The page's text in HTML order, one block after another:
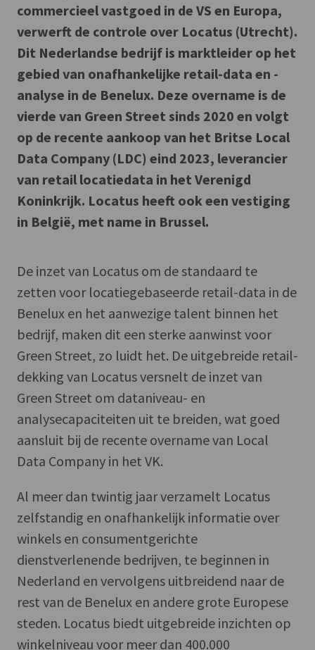
commercieel vastgoed in de VS en Europa,
verwerft de controle over Locatus (Utrecht).
Dit Nederlandse bedrijf is marktleider op het
gebied van onafhankelijke retail-data en -
analyse in de Benelux. Deze overname is de
vierde van Green Street sinds 2020 en volgt
op de recente aankoop van het Britse Local
Data Company (LDC) eind 2023, leverancier
van retail locatiedata in het Verenigd
Koninkrijk. Locatus heeft ook een vestiging
in België, met name in Brussel.
De inzet van Locatus om de standaard te
zetten voor locatiegebaseerde retail-data in de
Benelux en het aanwezige talent binnen het
bedrijf, maken dit een sterke aanwinst voor
Green Street, zo luidt het. De uitgebreide retail-
dekking van Locatus versnelt de inzet van
Green Street om dataniveau- en
analysecapaciteiten uit te breiden, wat goed
aansluit bij de recente overname van Local
Data Company in het VK.
Al meer dan twintig jaar verzamelt Locatus
zelfstandig en onafhankelijk informatie over
winkels en consumentgerichte
dienstverlenende bedrijven, te beginnen in
Nederland en vervolgens uitbreidend naar de
rest van de Benelux en andere grote Europese
steden. Locatus biedt uitgebreide inzichten op
winkelniveau voor meer dan 400.000